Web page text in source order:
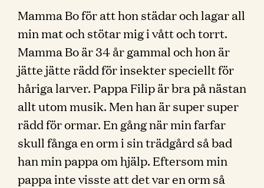
Mamma Bo för att hon städar och lagar all
min mat och stötar mig i vått och torrt.
Mamma Bo är 34 år gammal och hon är
jätte jätte rädd för insekter speciellt för
håriga larver. Pappa Filip är bra på nästan
allt utom musik. Men han är super super
rädd för ormar. En gång när min farfar
skull fånga en orm i sin trädgård så bad
han min pappa om hjälp. Eftersom min
pappa inte visste att det var en orm så